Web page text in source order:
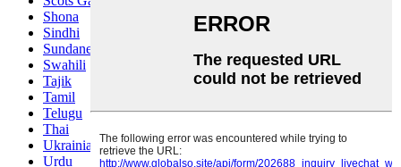
Shona
Sindhi
Sundanese
Swahili
Tajik
Tamil
Telugu
Thai
Ukrainian
Urdu